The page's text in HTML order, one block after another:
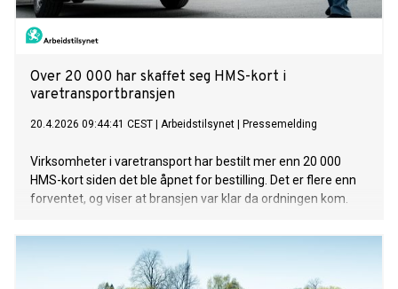
Over 20 000 har skaffet seg HMS-kort i
varetransportbransjen
20.4.2026 09:44:41 CEST Arbeidstilsynet Pressemelding
Virksomheter i varetransport har bestilt mer enn 20 000
HMS-kort siden det ble åpnet for bestilling. Det er flere enn
forventet, og viser at bransjen var klar da ordningen kom.